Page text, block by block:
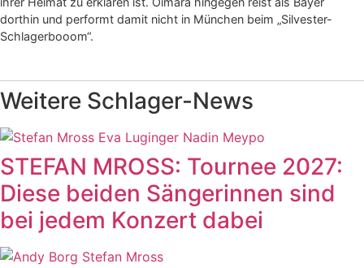
dorthin und performt damit nicht in München beim „Silvester-
Schlagerbooom“.
Weitere Schlager-News
STEFAN MROSS: Tournee 2027:
Diese beiden Sängerinnen sind
bei jedem Konzert dabei